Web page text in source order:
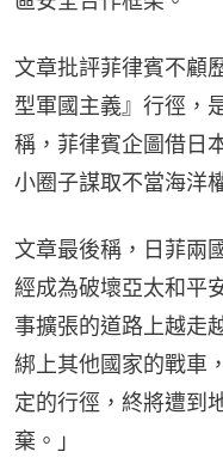
文章批評菲律賓不顧
型軍國主義』行徑，
稱，菲律賓企圖借日
小圈子謀取不當海洋
文章最後稱，日菲兩
經成為破壞亞太和平
事擴張的道路上越走
綁上其他國家的戰車
定的行徑，終將遭到
棄。」